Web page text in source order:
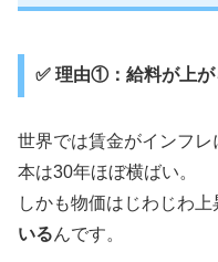
✅ 理由①：給料が上が
世界では賃金がインフ
本は30年ほぼ横ばい。
しかも物価はじわじわ上
いるんです。